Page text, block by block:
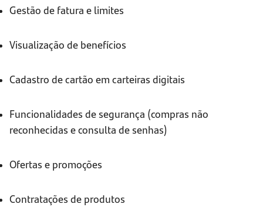
Gestão de fatura e limites
Visualização de benefícios
Cadastro de cartão em carteiras digitais
Funcionalidades de segurança (compras não
reconhecidas e consulta de senhas)
Ofertas e promoções
Contratações de produtos